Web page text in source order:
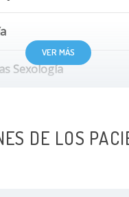
Sexología
VER MÁS
DE LOS